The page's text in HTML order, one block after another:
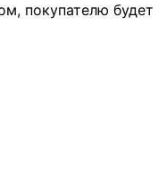
покупателю будет